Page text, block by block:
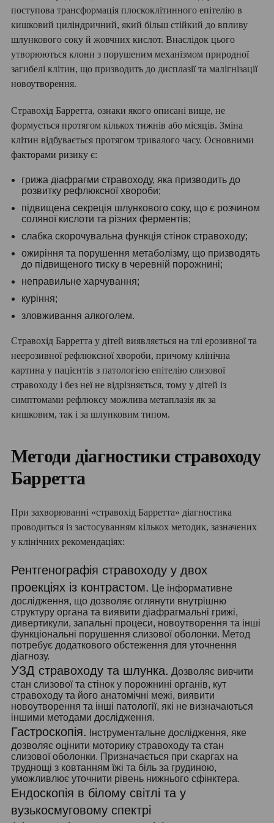
поступова трансформація плоскоклітинного епітелію в
кишковий циліндричний, який більш стійкий до впливу
шлункового соку й жовчних кислот. Внаслідок цього
утворюються клони з порушеним механізмом природної
загибелі клітин, що призводить до дисплазії та малігнізації
новоутворення.
Стравохід Барретта, ознаки якого описані вище, не
формується протягом кількох тижнів або місяців. Зміна
клітин відбувається протягом тривалого часу. Основними
факторами ризику є:
грижа діафрагми стравоходу, яка призводить до
розвитку рефлюксної хвороби;
підвищена секреція шлункового соку, що є розчином
соляної кислоти та різних ферментів;
слабка скорочувальна функція стінок стравоходу;
ожиріння та порушення метаболізму, що призводять
до підвищеного тиску в черевній порожнині;
неправильне харчування;
куріння;
зловживання алкоголем.
Стравохід Барретта у дітей виявляється на тлі ерозивної та
неерозивної рефлюксної хвороби, причому клінічна
картина у пацієнтів з патологією епітелію слизової
стравоходу і без неї не відрізняється, тому у дітей із
симптомами рефлюксу можлива метаплазія як за
кишковим, так і за шлунковим типом.
Методи діагностики стравоходу
Барретта
При захворюванні «стравохід Барретта» діагностика
проводиться із застосуванням кількох методик, зазначених
у клінічних рекомендаціях:
Рентгенографія стравоходу у двох
проекціях із контрастом. Це інформативне
дослідження, що дозволяє оглянути внутрішню
структуру органа та виявити діафрагмальні грижі,
дивертикули, запальні процеси, новоутворення та інші
функціональні порушення слизової оболонки. Метод
потребує додаткового обстеження для уточнення
діагнозу.
УЗД стравоходу та шлунка. Дозволяє вивчити
стан слизової та стінок у порожнині органів, кут
стравоходу та його анатомічні межі, виявити
новоутворення та інші патології, які не визначаються
іншими методами дослідження.
Гастроскопія.
Інструментальне дослідження, яке
дозволяє оцінити моторику стравоходу та стан
слизової оболонки. Призначається при скаргах на
труднощі з ковтанням їжі та біль за грудиною,
уможливлює уточнити рівень нижнього сфінктера.
Ендоскопія в білому світлі та у
вузькосмуговому спектрі